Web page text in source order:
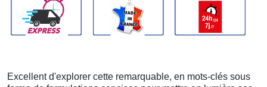
Excellent d'explorer cette remarquable, en mots-clés sous